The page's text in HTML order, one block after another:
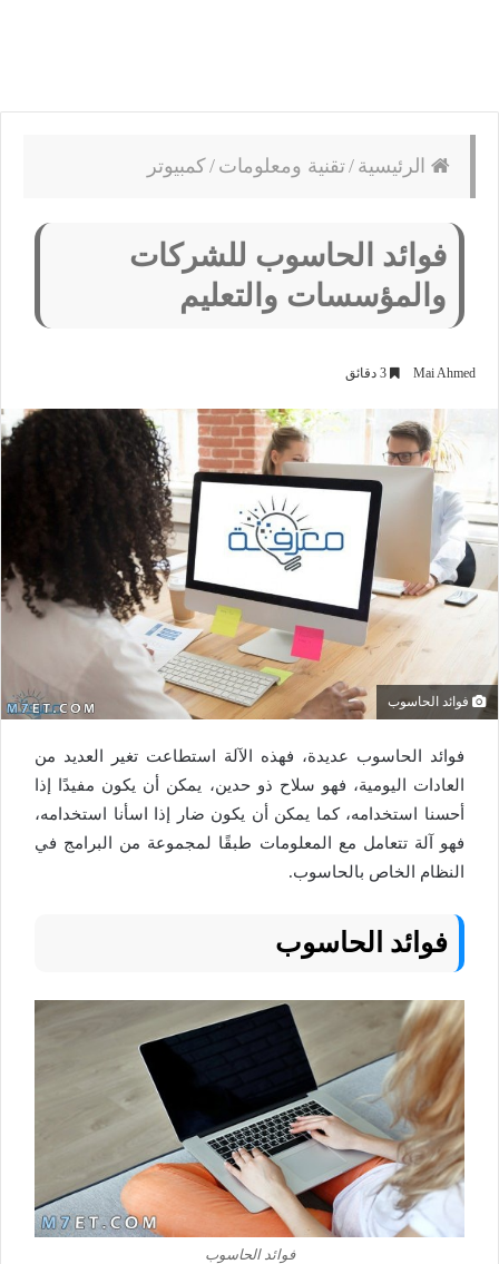
الرئيسية /تقنية ومعلومات /كمبيوتر
فوائد الحاسوب للشركات
والمؤسسات والتعليم
Mai Ahmed
فوائد الحاسوب
فوائد الحاسوب عديدة، فهذه الآلة استطاعت تغير العديد من
العادات اليومية، فهو سلاح ذو حدين، يمكن أن يكون مفيدًا إذا
أحسنا استخدامه، كما يمكن أن يكون ضار إذا اسأنا استخدامه،
فهو آلة تتعامل مع المعلومات طبقًا لمجموعة من البرامج في
النظام الخاص بالحاسوب.
فوائد الحاسوب
فوائد الحاسوب